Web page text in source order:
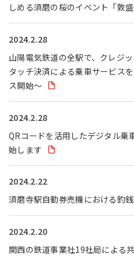
しめる須磨の桜のイベント「敦
2024.2.28
山陽電気鉄道の全駅で、クレジ
タッチ決済による乗車サービス
ス開始～
2024.2.28
QRコードを活用したデジタル
始します
2024.2.22
須磨寺駅自動券売機における釣
2024.2.20
関西の鉄道事業社19社局による